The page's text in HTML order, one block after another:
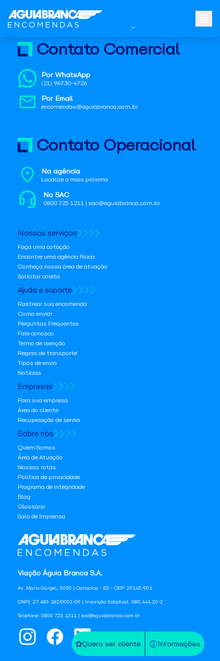
Quero ser cliente Informações
Viação Águia Branca S.A.
Av. Mario Gurgel, 5030 | Cariacica - ES - CEP: 29145-901
CNPJ: 27.486.182/0001-09 | Inscrição Estadual: 080.444.20-2
Telefone: 0800 725 1211 | sac@aguiabranca.com.br
Contato Comercial
Por WhatsApp
(21) 96730-4726
Por Email
encomendas@aguiabranca.com.br
Contato Operacional
Na agência
Localize a mais próxima
No SAC
0800 725 1211 | sac@aguiabranca.com.br
Nossos serviços
Faça uma cotação
Encontre uma agência física
Conheça nossa área de atuação
Solicitar coleta
Ajuda e suporte
Rastrear sua encomenda
Como enviar
Perguntas Frequentes
Fale conosco
Termo de isenção
Regras de transporte
Tipos de envio
Notícias
Empresas
Para sua empresa
Área do cliente
Recuperação de senha
Sobre nós
Quem Somos
Área de Atuação
Nossas rotas
Política de privacidade
Programa de Integridade
Blog
Glossário
Sala de Imprensa